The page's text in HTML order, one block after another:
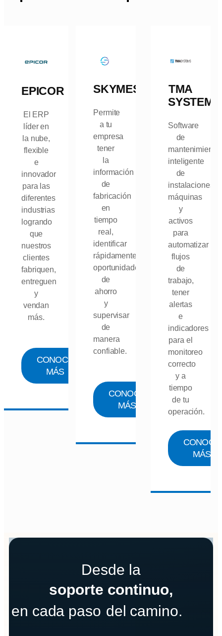
EPICOR
El ERP
líder en
la nube,
flexible
e
innovador
para las
diferentes
industrias
logrando
que
nuestros
clientes
fabriquen,
entreguen
y
vendan
más.
CONOCE
MÁS
SKYMES
Permite
a tu
empresa
tener
la
información
de
fabricación
en
tiempo
real,
identificar
rápidamente
oportunidades
de
ahorro
y
supervisar
de
manera
confiable.
CONOCE
MÁS
TMA
SYSTEMS
Software
de
mantenimiento
inteligente
de
instalaciones,
máquinas
y
activos
para
automatizar
flujos
de
trabajo,
tener
alertas
e
indicadores
para el
monitoreo
correcto
y a
tiempo
de tu
operación.
CONOCE
MÁS
Desde la
soporte continuo,
en cada paso del camino.